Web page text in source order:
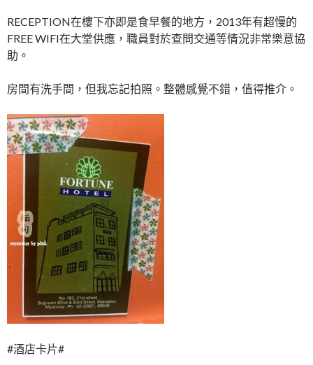
RECEPTION在樓下亦即是食早餐的地方，2013年有超慢的
FREE WIFI在大堂供應，職員對於查問交通等情況非常樂意協
助。
房間有洗手間，但我忘記拍照。整體感覺不錯，值得推介。
#酒店卡片#